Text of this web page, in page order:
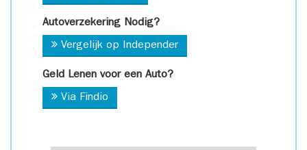
Autoverzekering Nodig?
Vergelijk op Independer
Geld Lenen voor een Auto?
Via Findio